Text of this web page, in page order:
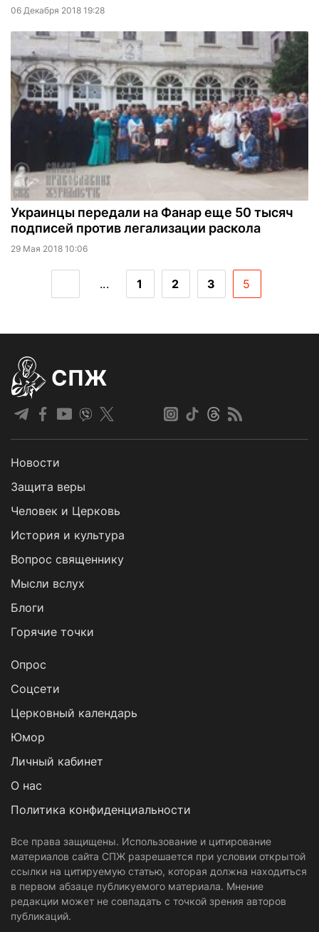
06 Декабря 2018 19:28
Украинцы передали на Фанар еще 50 тысяч
подписей против легализации раскола
29 Мая 2018 10:06
... 1 2 3 5
СПЖ
Новости
Защита веры
Человек и Церковь
История и культура
Вопрос священнику
Мысли вслух
Блоги
Горячие точки
Опрос
Cоцсети
Церковный календарь
Юмор
Личный кабинет
О нас
Политика конфиденциальности
Все права защищены. Использование и цитирование
материалов сайта СПЖ разрешается при условии открытой
ссылки на цитируемую статью, которая должна находиться
в первом абзаце публикуемого материала. Мнение
редакции может не совпадать с точкой зрения авторов
публикаций.